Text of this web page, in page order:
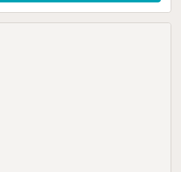
25€,PRECIO AIRE ACONDICIONADO/